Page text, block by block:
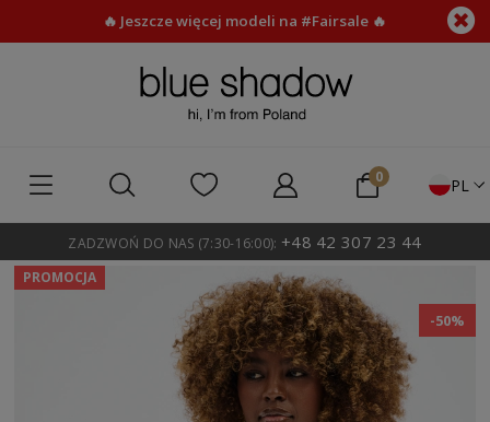
🔥 Jeszcze więcej modeli na #Fairsale 🔥
PL
ZADZWOŃ DO NAS (7:30-16:00): +48 42 307 23 44
PROMOCJA
-50%